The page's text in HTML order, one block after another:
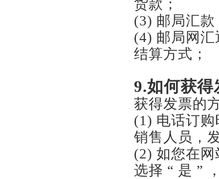
货款；
(3) 邮局汇
(4) 邮局网
结算方式；
9.如何获得
获得发票的
(1) 电话订
销售人员，
(2) 如您在
选择 “ 是 ”